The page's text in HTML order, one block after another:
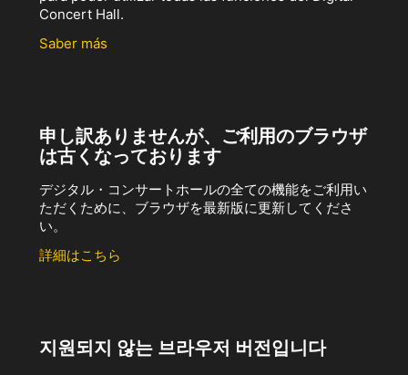
Concert Hall.
Saber más
申し訳ありませんが、ご利用のブラウザ
は古くなっております
デジタル・コンサートホールの全ての機能をご利用い
ただくために、ブラウザを最新版に更新してくださ
い。
詳細はこちら
지원되지 않는 브라우저 버전입니다